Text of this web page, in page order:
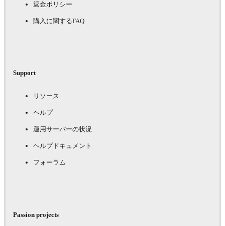
返金ポリシー
購入に関するFAQ
Support
リソース
ヘルプ
運用サーバーの状況
ヘルプドキュメント
フォーラム
Passion projects